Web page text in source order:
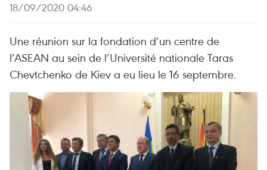
18/09/2020 04:46
Une réunion sur la fondation d’un centre de
l’ASEAN au sein de l’Université nationale Taras
Chevtchenko de Kiev a eu lieu le 16 septembre.